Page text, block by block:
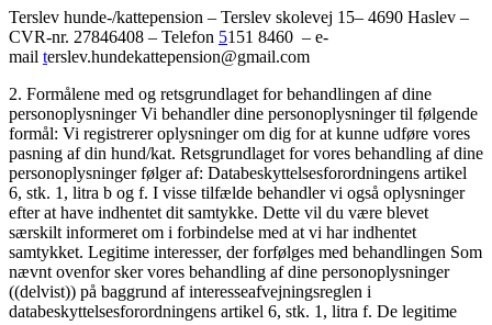
Terslev hunde-/kattepension – Terslev skolevej 15– 4690 Haslev –
CVR-nr. 27846408 – Telefon 5151 8460 – e-
mail terslev.hundekattepension@gmail.com
2. Formålene med og retsgrundlaget for behandlingen af dine
personoplysninger Vi behandler dine personoplysninger til følgende
formål: Vi registrerer oplysninger om dig for at kunne udføre vores
pasning af din hund/kat. Retsgrundlaget for vores behandling af dine
personoplysninger følger af: Databeskyttelsesforordningens artikel
6, stk. 1, litra b og f. I visse tilfælde behandler vi også oplysninger
efter at have indhentet dit samtykke. Dette vil du være blevet
særskilt informeret om i forbindelse med at vi har indhentet
samtykket. Legitime interesser, der forfølges med behandlingen Som
nævnt ovenfor sker vores behandling af dine personoplysninger
((delvist)) på baggrund af interesseafvejningsreglen i
databeskyttelsesforordningens artikel 6, stk. 1, litra f. De legitime